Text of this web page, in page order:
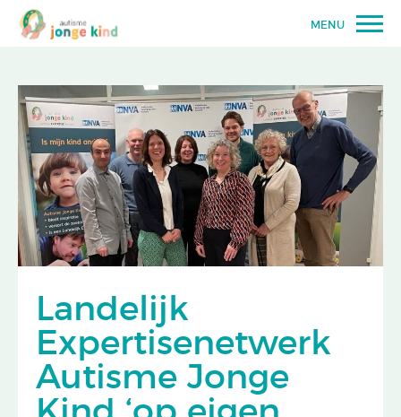
MENU
Landelijk
Expertisenetwerk
Autisme Jonge